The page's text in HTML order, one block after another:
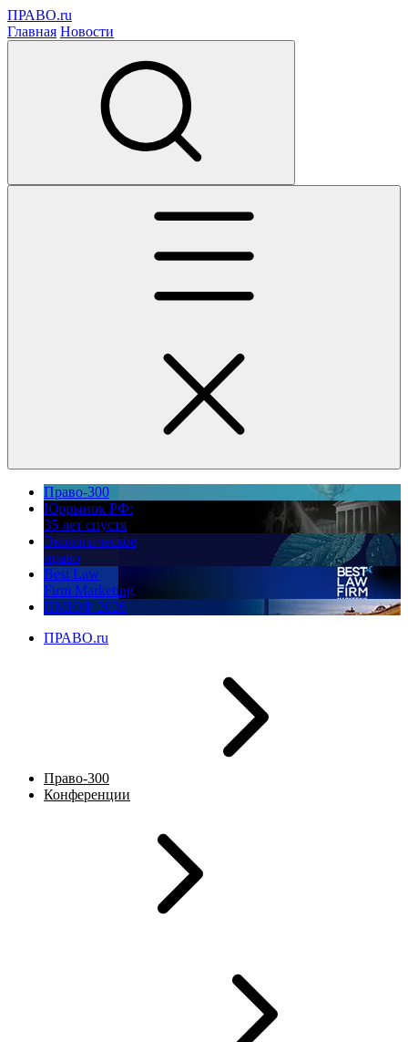
ПРАВО.ru
Главная Новости
Право-300
Юррынок РФ:
35 лет спустя
Экологическое
право
Best Law
Firm Marketing
ПМЮФ 2026
ПРАВО.ru
Право-300
Конференции